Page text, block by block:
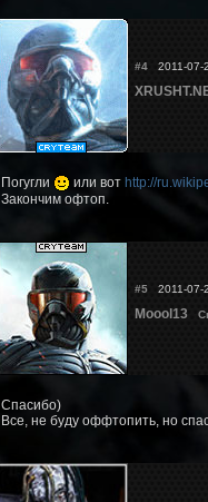
#42011-07-
Погугли или вот http://
Закончим офтоп.
#52011-07-
Moool13
Спасибо)
Все, не буду оффтопить, но